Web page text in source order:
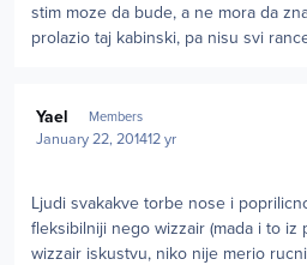
stim moze da bude, a ne mora da
prolazio taj kabinski, pa nisu svi
Yael Members
January 22, 201412 yr
Ljudi svakakve torbe nose i
fleksibilniji nego wizzair (mada i to iz
wizzair iskustvu, niko nije merio